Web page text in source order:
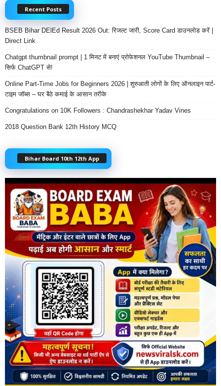
Recent Posts
BSEB Bihar DElEd Result 2026 Out: रिजल्ट जारी, Score Card डाउनलोड करें |
Direct Link
Chatgpt thumbnail prompt | 1 मिनट में बनाएं प्रोफेशनल YouTube Thumbnail –
सिर्फ ChatGPT से!
Online Part-Time Jobs for Beginners 2026 | शुरुआती लोगों के लिए ऑनलाइन पार्ट-
टाइम जॉब्स – घर बैठे कमाई के आसान तरीके
Congratulations on 10K Followers : Chandrashekhar Yadav Vines
2018 Question Bank 12th History MCQ
Bihar Board 10th 12th App